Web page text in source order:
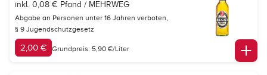
inkl. 0,08 € Pfand / MEHRWEG
Abgabe an Personen unter 16 Jahren verboten,
§ 9 Jugendschutzgesetz
2,00 € Grundpreis: 5,90 €/Liter